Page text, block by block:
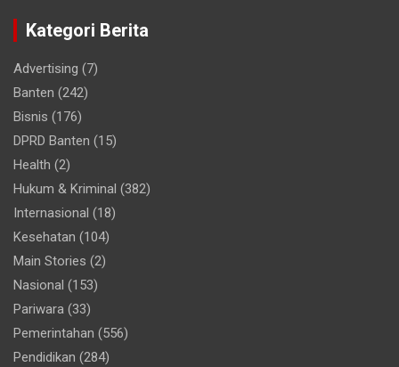
Kategori Berita
Advertising (7)
Banten (242)
Bisnis (176)
DPRD Banten (15)
Health (2)
Hukum & Kriminal (382)
Internasional (18)
Kesehatan (104)
Main Stories (2)
Nasional (153)
Pariwara (33)
Pemerintahan (556)
Pendidikan (284)